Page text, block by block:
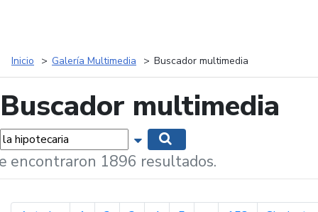
Inicio Galería Multimedia Buscador multimedia
Buscador multimedia
Mostrar opciones de búsqueda
encontraron 1896 resultados.